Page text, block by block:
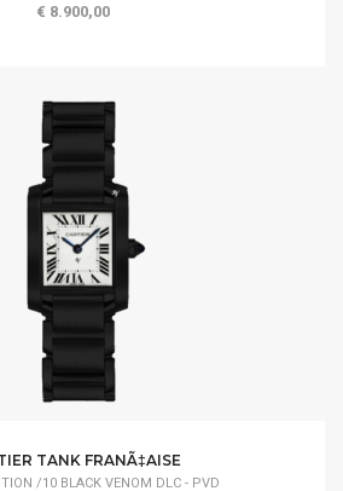
€ 8.900,00
TANK FRANÃ‡AISE
/10 BLACK VENOM DLC - PVD